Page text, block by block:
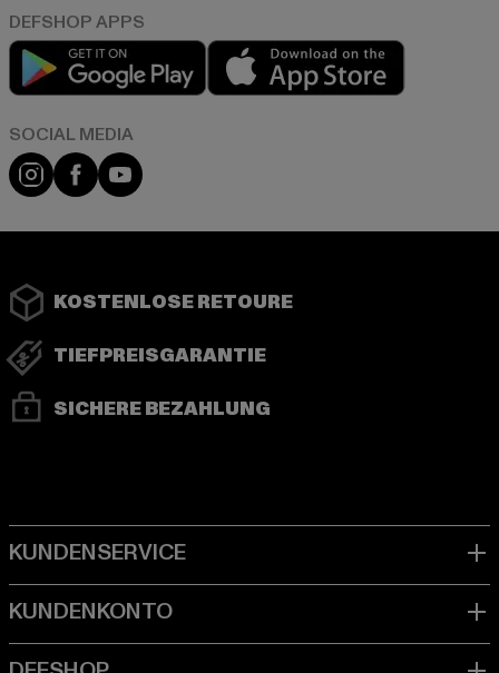
Play market
Instagram
FacebookYouTube
KOSTENLOSE RETOURE
TIEFPREISGARANTIE
SICHERE BEZAHLUNG